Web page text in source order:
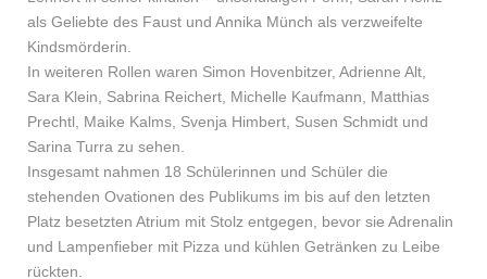
als Geliebte des Faust und Annika Münch als verzweifelte
Kindsmörderin.
In weiteren Rollen waren Simon Hovenbitzer, Adrienne Alt,
Sara Klein, Sabrina Reichert, Michelle Kaufmann, Matthias
Prechtl, Maike Kalms, Svenja Himbert, Susen Schmidt und
Sarina Turra zu sehen.
Insgesamt nahmen 18 Schülerinnen und Schüler die
stehenden Ovationen des Publikums im bis auf den letzten
Platz besetzten Atrium mit Stolz entgegen, bevor sie Adrenalin
und Lampenfieber mit Pizza und kühlen Getränken zu Leibe
rückten.